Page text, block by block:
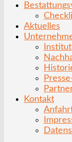
Aktuelles
Institut
Kontakt